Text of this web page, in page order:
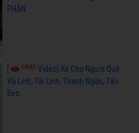
PHẬN
24582 Video] Kẻ Chợ Người Quê -
Vũ Linh, Tài Linh, Thanh Ngân, Tấn
Beo